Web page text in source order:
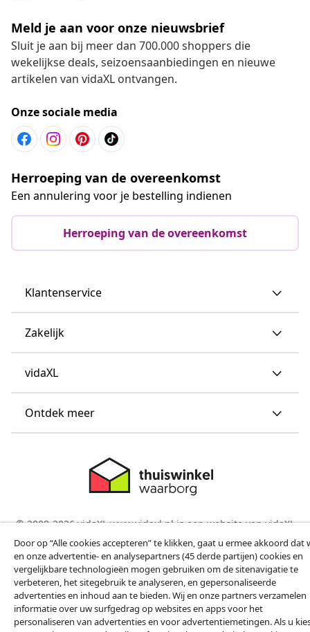
Meld je aan voor onze nieuwsbrief
Sluit je aan bij meer dan 700.000 shoppers die
wekelijkse deals, seizoensaanbiedingen en nieuwe
artikelen van vidaXL ontvangen.
Onze sociale media
Herroeping van de overeenkomst
Een annulering voor je bestelling indienen
Herroeping van de overeenkomst
Klantenservice
Zakelijk
vidaXL
Ontdek meer
© 2008-2026 vidaXL www.vidaxl.nl is een website van vidaXL
Marketplace B.V.
Door op “Alle cookies accepteren” te klikken, gaat u ermee akkoord dat
en onze advertentie- en analysepartners (45 derde partijen) cookies en
vergelijkbare technologieën mogen gebruiken om de sitenavigatie te
verbeteren, het sitegebruik te analyseren, en gepersonaliseerde
advertenties en inhoud aan te bieden. Wij en onze partners verzamelen
informatie over uw surfgedrag op websites en apps voor het
personaliseren van advertenties en voor advertentiemetingen. Als u